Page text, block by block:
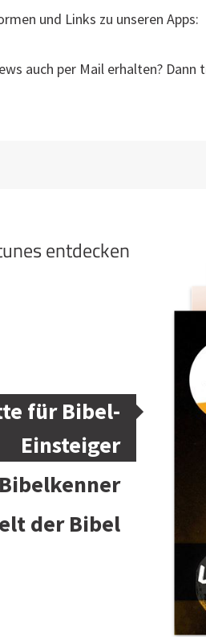
und Links zu unseren Apps:
auch per Mail erhalten? Dann
entdecken
für Bibel-
Einsteiger
der Bibel